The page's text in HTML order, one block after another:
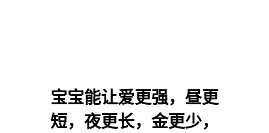
宝宝能让爱更强，昼更
短，夜更长，金更少，